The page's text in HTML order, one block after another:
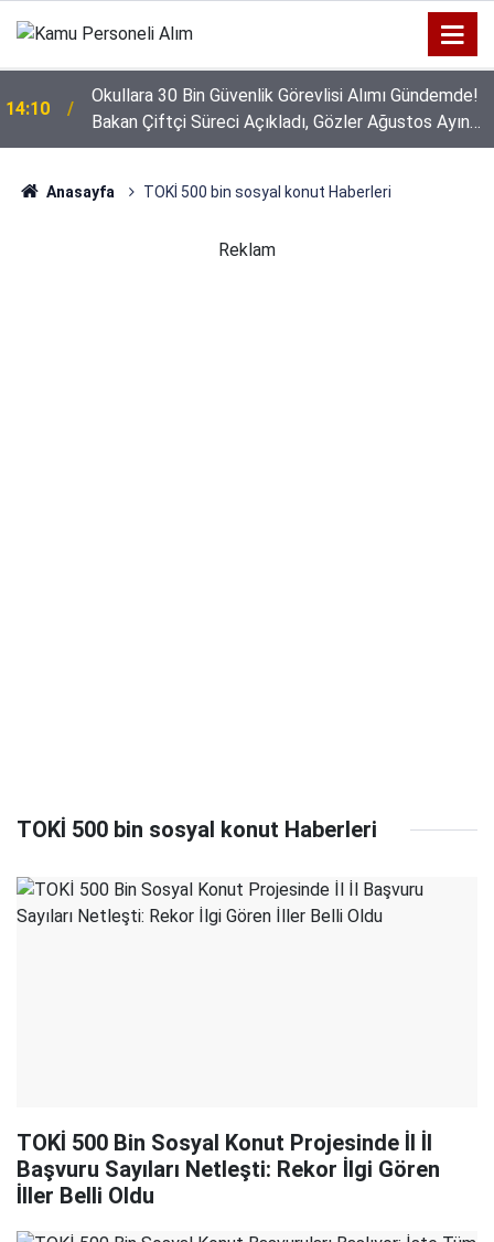
14:10
Okullara 30 Bin Güvenlik Görevlisi Alımı Gündemde!
Çevrildi
16:44
GSB 600 Personel Alımında Başvuru Süresi Doluyor:
Son Gün Yarın
Anasayfa TOKİ 500 bin sosyal konut Haberleri
Reklam
TOKİ 500 bin sosyal konut Haberleri
TOKİ 500 Bin Sosyal Konut Projesinde İl İl
Başvuru Sayıları Netleşti: Rekor İlgi Gören
İller Belli Oldu